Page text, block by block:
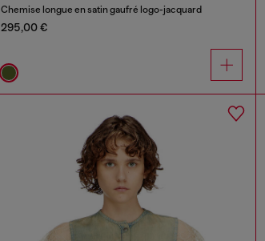
Chemise longue en satin gaufré logo-jacquard
295,00 €